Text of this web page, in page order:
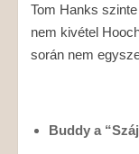
Tom Hanks
nem kivétel
során nem
Buddy a